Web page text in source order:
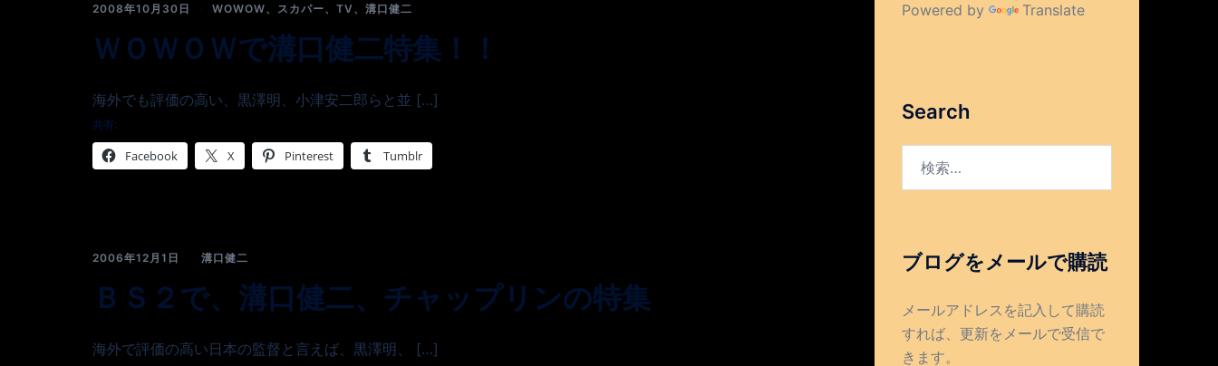
2008年10月30日 WOWOW、スカパー、TV 、 溝口健二
ＷＯＷＯＷで溝口健二特集！！
海外でも評価の高い、黒澤明、小津安二郎らと並 […]
共有:
Facebook X Pinterest Tumblr
2006年12月1日 溝口健二
ＢＳ２で、溝口健二、チャップリンの特集
海外で評価の高い日本の監督と言えば、黒澤明、 […]
Powered by Translate
Search
ブログをメールで購読
メールアドレスを記入して購読
すれば、更新をメールで受信で
きます。